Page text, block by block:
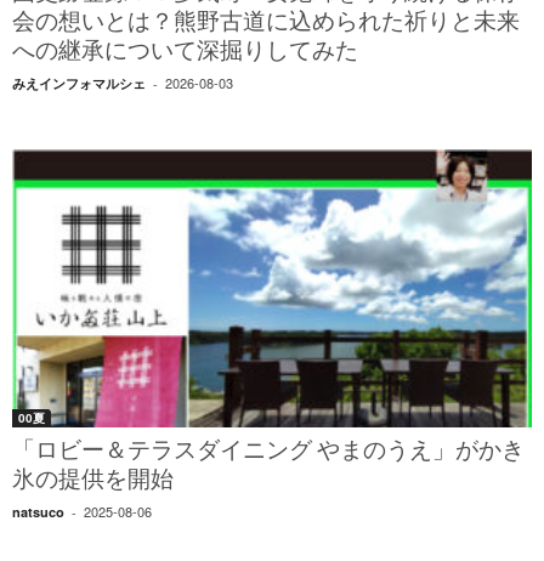
会の想いとは？熊野古道に込められた祈りと未来
への継承について深掘りしてみた
みえインフォマルシェ - 2026-08-03
00夏
「ロビー＆テラスダイニング やまのうえ」がかき
氷の提供を開始
natsuco - 2025-08-06